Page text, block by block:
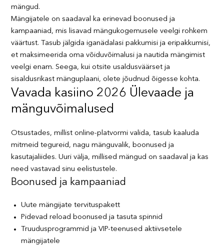
mängud.
Mängijatele on saadaval ka erinevad boonused ja
kampaaniad, mis lisavad mängukogemusele veelgi rohkem
väärtust. Tasub jälgida iganädalasi pakkumisi ja eripakkumisi,
et maksimeerida oma võiduvõimalusi ja nautida mängimist
veelgi enam. Seega, kui otsite usaldusväärset ja
sisaldusrikast mänguplaani, olete jõudnud õigesse kohta.
Vavada kasiino 2026 Ülevaade ja
mänguvõimalused
Otsustades, millist online-platvormi valida, tasub kaaluda
mitmeid tegureid, nagu mänguvalik, boonused ja
kasutajaliides. Uuri välja, millised mängud on saadaval ja kas
need vastavad sinu eelistustele.
Boonused ja kampaaniad
Uute mängijate tervituspakett
Pidevad reload boonused ja tasuta spinnid
Truudusprogrammid ja VIP-teenused aktiivsetele
mängijatele